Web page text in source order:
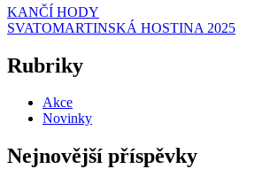
KANČÍ HODY
SVATOMARTINSKÁ HOSTINA 2025
Rubriky
Akce
Novinky
Nejnovější příspěvky